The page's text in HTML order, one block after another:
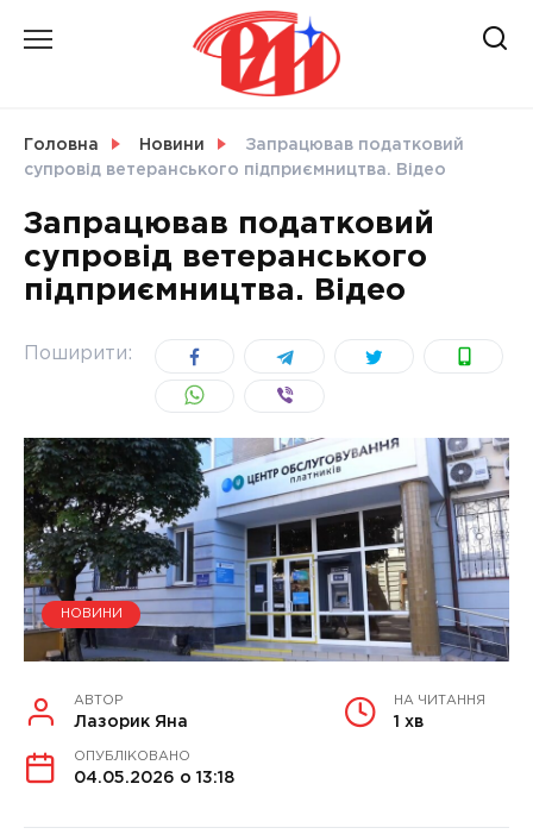
Головна Новини
Запрацював податковий
супровід ветеранського підприємництва. Відео
Запрацював податковий
супровід ветеранського
підприємництва. Відео
Поширити:
НОВИНИ
АВТОР
Лазорик Яна
НА ЧИТАННЯ
1 хв
ОПУБЛІКОВАНО
04.05.2026 о 13:18